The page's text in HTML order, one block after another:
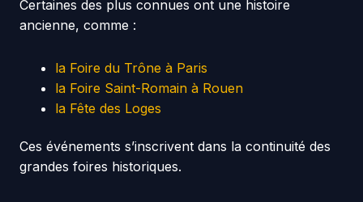
Certaines des plus connues ont une histoire
ancienne, comme :
la Foire du Trône à Paris
la Foire Saint-Romain à Rouen
la Fête des Loges
Ces événements s’inscrivent dans la continuité des
grandes foires historiques.